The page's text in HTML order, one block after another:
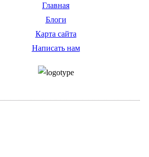
Главная
Блоги
Карта сайта
Написать нам